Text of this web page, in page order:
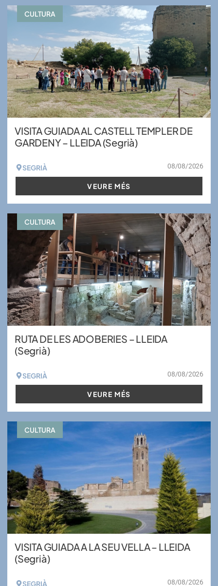
CULTURA
VISITA GUIADA AL CASTELL TEMPLER DE
GARDENY – LLEIDA (Segrià)
SEGRIÀ 08/08/2026
VEURE MÉS
CULTURA
RUTA DE LES ADOBERIES – LLEIDA
(Segrià)
SEGRIÀ 08/08/2026
VEURE MÉS
CULTURA
VISITA GUIADA A LA SEU VELLA – LLEIDA
(Segrià)
SEGRIÀ 08/08/2026